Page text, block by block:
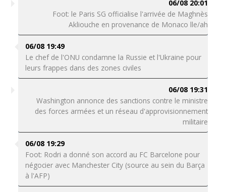
06/08 20:01
Foot: le Paris SG officialise l'arrivée de Maghnès
Akliouche en provenance de Monaco lle/ah
06/08 19:49
Le chef de l'ONU condamne la Russie et l'Ukraine pour
leurs frappes dans des zones civiles
06/08 19:31
Washington annonce des sanctions contre le ministre
des forces armées et un réseau d'approvisionnement
militaire
06/08 19:29
Foot: Rodri a donné son accord au FC Barcelone pour
négocier avec Manchester City (source au sein du Barça
à l'AFP)